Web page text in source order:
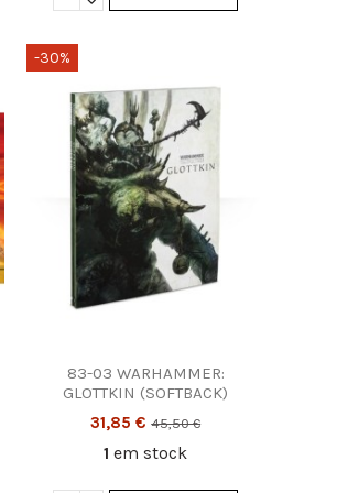
-30%
83-03 WARHAMMER:
GLOTTKIN (SOFTBACK)
31,85 €45,50 €
1em stock
Armazém: 239